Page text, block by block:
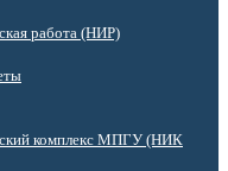
работа (НИР)
комплекс МПГУ (НИК